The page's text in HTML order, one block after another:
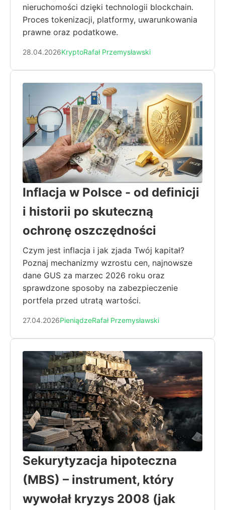
nieruchomości dzięki technologii blockchain.
Proces tokenizacji, platformy, uwarunkowania
prawne oraz podatkowe.
28.04.2026KryptoRafał Przemysławski
Inflacja w Polsce - od definicji
i historii po skuteczną
ochronę oszczędności
Czym jest inflacja i jak zjada Twój kapitał?
Poznaj mechanizmy wzrostu cen, najnowsze
dane GUS za marzec 2026 roku oraz
sprawdzone sposoby na zabezpieczenie
portfela przed utratą wartości.
27.04.2026PieniądzeRafał Przemysławski
Sekurytyzacja hipoteczna
(MBS) – instrument, który
wywołał kryzys 2008 (jak